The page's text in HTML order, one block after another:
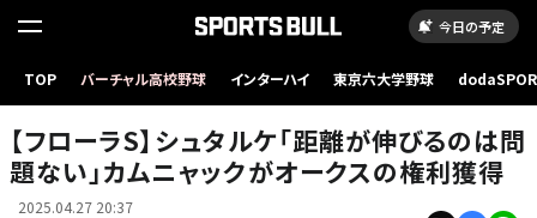
今日の予定
TOP バーチャル高校野球 インターハイ 東京六大学野球
フローラSでカムニャックに騎乗したA.シュタルケ騎手
【フローラS】シュタルケ「距離が伸びるのは問
題ない」カムニャックがオークスの権利獲得
2025.04.27 20:37